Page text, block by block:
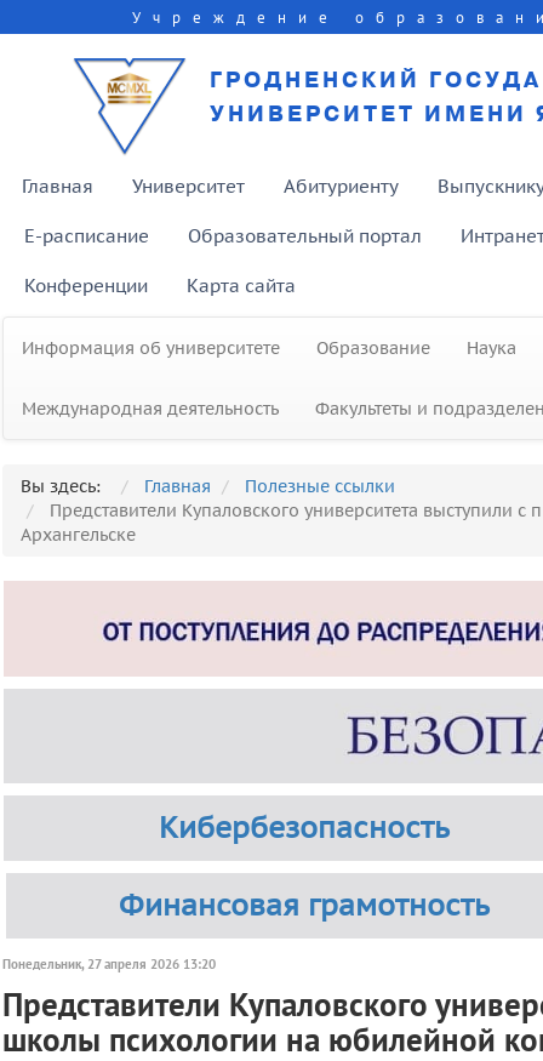
Учреждение
ГРОДНЕНСКИЙ
УНИВЕРСИТЕТ ИМЕНИ
Главная Университет Абитуриенту
E-расписание Образовательный портал
Конференции Карта сайта
Информация об университете Образование Наука
Международная деятельность Факультеты и
Вы здесь: Главная
Полезные ссылки
Представители Купаловского университета
Архангельске
Кибербезопасность
Финансовая грамотность
Понедельник, 27 апреля 2026 13:20
Представители Купаловского
школы психологии на юбилейной